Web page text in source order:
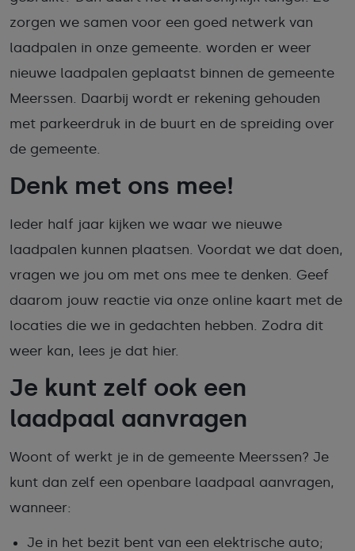
zorgen we samen voor een goed netwerk van
laadpalen in onze gemeente. worden er weer
nieuwe laadpalen geplaatst binnen de gemeente
Meerssen. Daarbij wordt er rekening gehouden
met parkeerdruk in de buurt en de spreiding over
de gemeente.
Denk met ons mee!
Ieder half jaar kijken we waar we nieuwe
laadpalen kunnen plaatsen. Voordat we dat doen,
vragen we jou om met ons mee te denken. Geef
daarom jouw reactie via onze online kaart met de
locaties die we in gedachten hebben. Zodra dit
weer kan, lees je dat hier.
Je kunt zelf ook een
laadpaal aanvragen
Woont of werkt je in de gemeente Meerssen? Je
kunt dan zelf een openbare laadpaal aanvragen,
wanneer:
Je in het bezit bent van een elektrische auto;